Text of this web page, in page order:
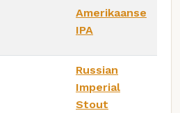
Amerikaanse
IPA
Russian
Imperial
Stout